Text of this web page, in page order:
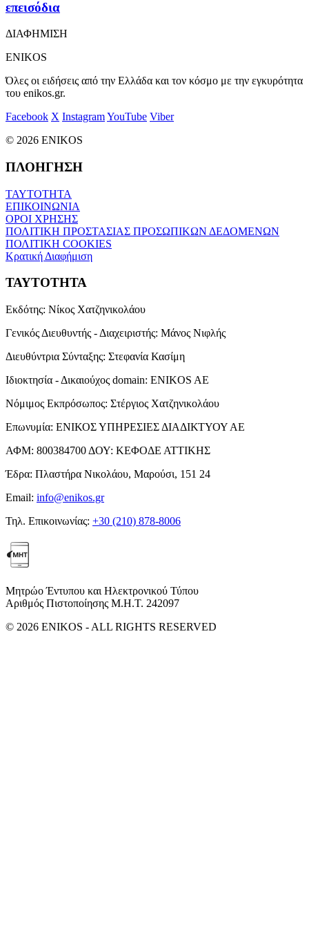
επεισόδια
ΔΙΑΦΗΜΙΣΗ
ENIKOS
Όλες οι ειδήσεις από την Ελλάδα και τον κόσμο με την εγκυρότητα
του enikos.gr.
Facebook X InstagramYouTube Viber
© 2026 ENIKOS
ΠΛΟΗΓΗΣΗ
ΤΑΥΤΟΤΗΤΑ
ΕΠΙΚΟΙΝΩΝΙΑ
ΟΡΟΙ ΧΡΗΣΗΣ
ΠΟΛΙΤΙΚΗ ΠΡΟΣΤΑΣΙΑΣ ΠΡΟΣΩΠΙΚΩΝ ΔΕΔΟΜΕΝΩΝ
ΠΟΛΙΤΙΚΗ COOKIES
Κρατική Διαφήμιση
ΤΑΥΤΟΤΗΤΑ
Εκδότης: Νίκος Χατζηνικολάου
Γενικός Διευθυντής - Διαχειριστής: Μάνος Νιφλής
Διευθύντρια Σύνταξης: Στεφανία Κασίμη
Ιδιοκτησία - Δικαιούχος domain: ENIKOS AE
Νόμιμος Εκπρόσωπος: Στέργιος Χατζηνικολάου
Επωνυμία: ΕΝΙΚΟΣ ΥΠΗΡΕΣΙΕΣ ΔΙΑΔΙΚΤΥΟΥ ΑΕ
ΑΦΜ: 800384700 ΔΟΥ: ΚΕΦΟΔΕ ΑΤΤΙΚΗΣ
Έδρα: Πλαστήρα Νικολάου, Μαρούσι, 151 24
Email: info@enikos.gr
Τηλ. Επικοινωνίας: +30 (210) 878-8006
Μητρώο Έντυπου και Ηλεκτρονικού Τύπου
Αριθμός Πιστοποίησης Μ.Η.Τ. 242097
© 2026 ENIKOS - ALL RIGHTS RESERVED